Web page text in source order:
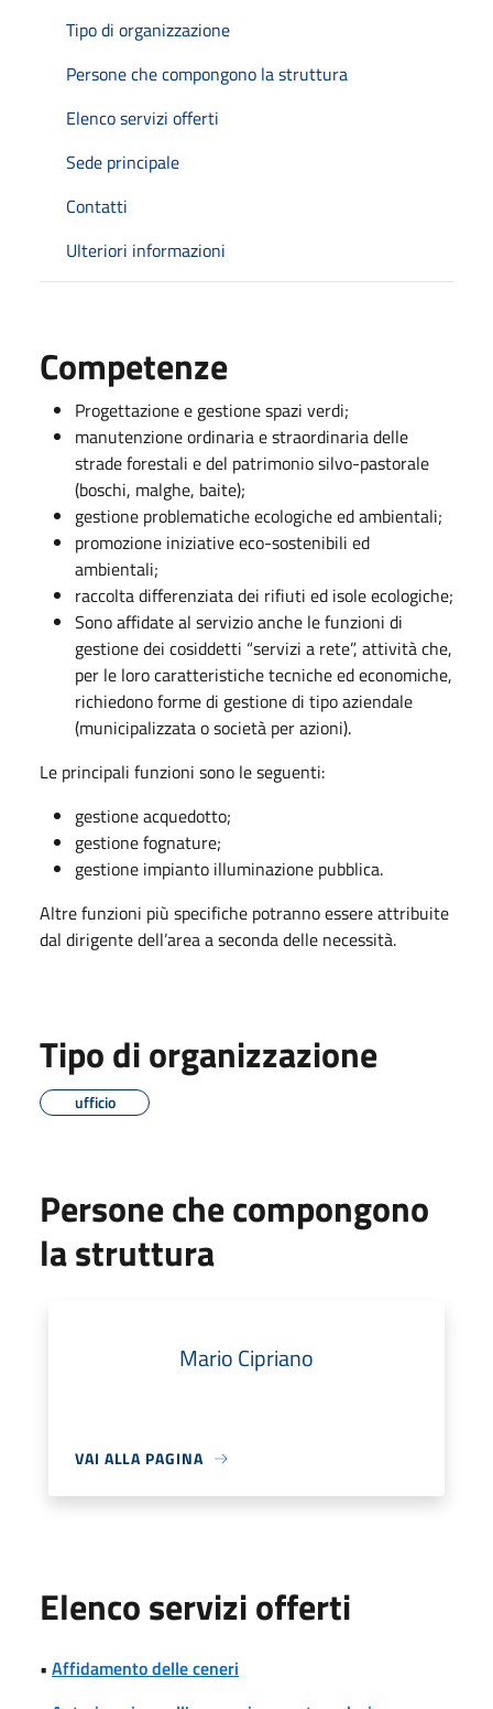
Tipo di organizzazione
Persone che compongono la struttura
Elenco servizi offerti
Sede principale
Contatti
Ulteriori informazioni
Competenze
Progettazione e gestione spazi verdi;
manutenzione ordinaria e straordinaria delle
strade forestali e del patrimonio silvo-pastorale
(boschi, malghe, baite);
gestione problematiche ecologiche ed ambientali;
promozione iniziative eco-sostenibili ed
ambientali;
raccolta differenziata dei rifiuti ed isole ecologiche;
Sono affidate al servizio anche le funzioni di
gestione dei cosiddetti “servizi a rete”, attività che,
per le loro caratteristiche tecniche ed economiche,
richiedono forme di gestione di tipo aziendale
(municipalizzata o società per azioni).
Le principali funzioni sono le seguenti:
gestione acquedotto;
gestione fognature;
gestione impianto illuminazione pubblica.
Altre funzioni più specifiche potranno essere attribuite
dal dirigente dell’area a seconda delle necessità.
Tipo di organizzazione
ufficio
Persone che compongono
la struttura
Mario Cipriano
VAI ALLA PAGINA
Elenco servizi offerti
• Affidamento delle ceneri